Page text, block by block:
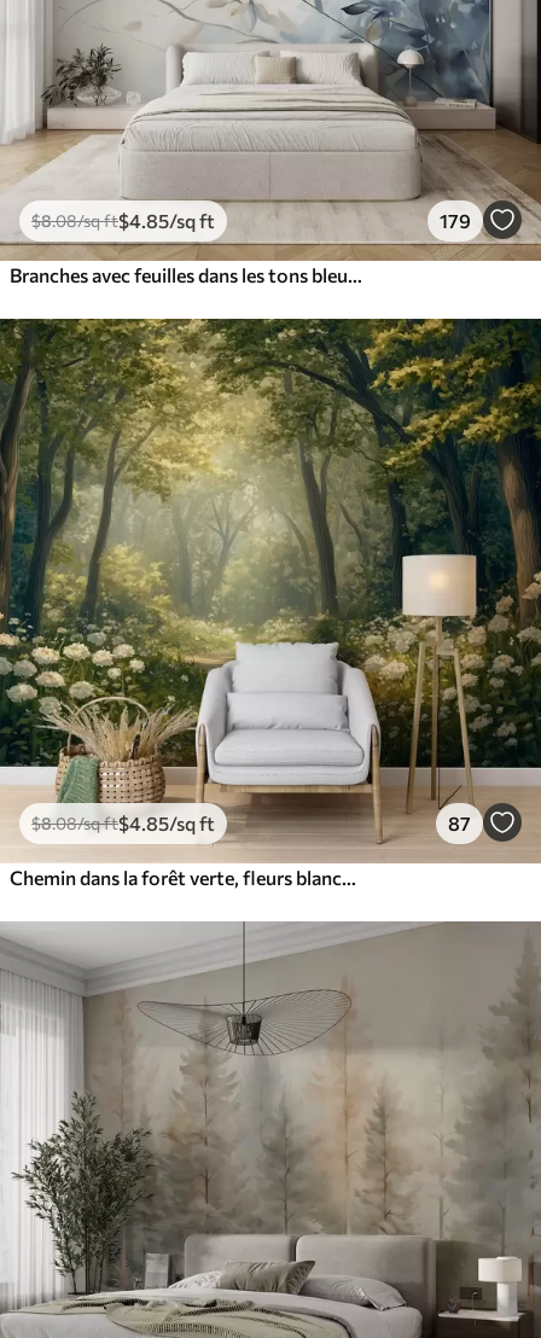
$8.08/sq ft$4 .85/sq ft 179
$8.08/sq ft$4.85/sq ft 87